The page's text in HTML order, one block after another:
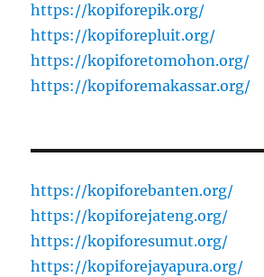
https://kopiforepik.org/
https://kopiforepluit.org/
https://kopiforetomohon.org/
https://kopiforemakassar.org/
https://kopiforebanten.org/
https://kopiforejateng.org/
https://kopiforesumut.org/
https://kopiforejayapura.org/